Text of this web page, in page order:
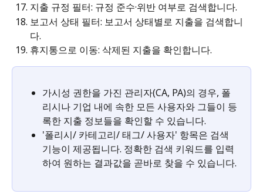
지출 규정 필터: 규정 준수·위반 여부로 검색합니다.
보고서 상태 필터: 보고서 상태별로 지출을 검색합니
다.
휴지통으로 이동: 삭제된 지출을 확인합니다.
가시성 권한을 가진 관리자(CA, PA)의 경우, 폴
리시나 기업 내에 속한 모든 사용자와 그들이 등
록한 지출 정보들을 확인할 수 있습니다.
'폴리시/ 카테고리/ 태그/ 사용자' 항목은 검색
기능이 제공됩니다. 정확한 검색 키워드를 입력
하여 원하는 결과값을 곧바로 찾을 수 있습니다.